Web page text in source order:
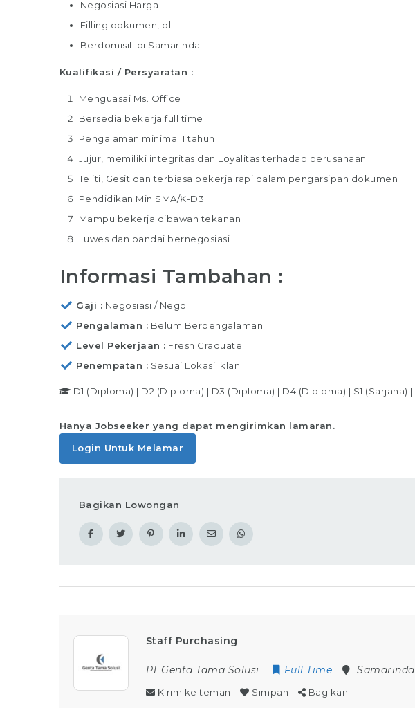
Negosiasi Harga
Filling dokumen, dll
Berdomisili di Samarinda
Kualifikasi / Persyaratan :
Menguasai Ms. Office
Bersedia bekerja full time
Pengalaman minimal 1 tahun
Jujur, memiliki integritas dan Loyalitas terhadap perusahaan
Teliti, Gesit dan terbiasa bekerja rapi dalam pengarsipan dokumen
Pendidikan Min SMA/K-D3
Mampu bekerja dibawah tekanan
Luwes dan pandai bernegosiasi
Informasi Tambahan :
Gaji
Negosiasi / Nego
Pengalaman
Belum Berpengalaman
Level Pekerjaan
Fresh Graduate
Penempatan
Sesuai Lokasi Iklan
D1 (Diploma) | D2 (Diploma) | D3 (Diploma) | D4 (Diploma) | S1 (Sarjana) |
Hanya Jobseeker yang dapat mengirimkan lamaran.
Login Untuk Melamar
Bagikan Lowongan
Staff Purchasing
PT Genta Tama Solusi Full Time Samarinda
Kirim ke teman Simpan Bagikan